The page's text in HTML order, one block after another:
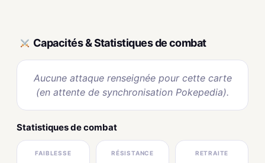
Capacités & Statistiques de combat
Aucune attaque renseignée pour cette carte
(en attente de synchronisation Pokepedia).
Statistiques de combat
FAIBLESSE RÉSISTANCE RETRAITE